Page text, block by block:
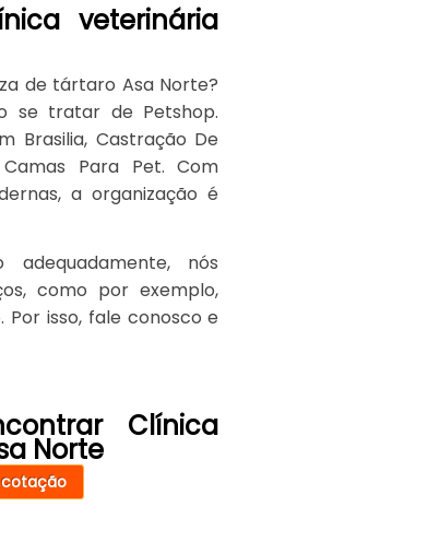
veterinária
de tártaro Asa Norte?
se tratar de Petshop.
Brasilia, Castração De
Para Pet. Com
a organização é
nós
como por exemplo,
Por isso, fale conosco e
Clínica
Norte